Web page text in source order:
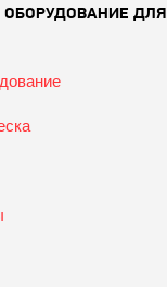
ДЛЯ